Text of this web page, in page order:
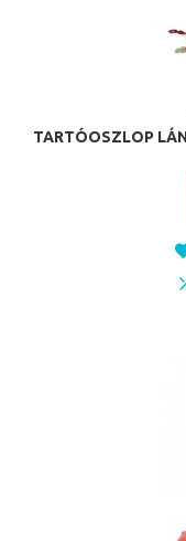
TARTÓOSZLOP